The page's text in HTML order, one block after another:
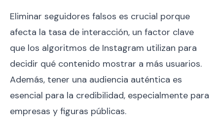
Eliminar seguidores falsos es crucial porque
afecta la tasa de interacción, un factor clave
que los algoritmos de Instagram utilizan para
decidir qué contenido mostrar a más usuarios.
Además, tener una audiencia auténtica es
esencial para la credibilidad, especialmente para
empresas y figuras públicas.